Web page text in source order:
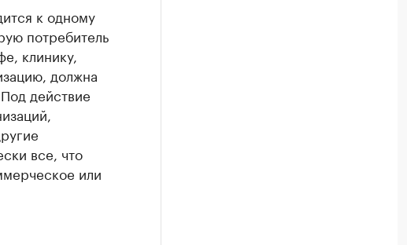
к одному
потребитель
клинику,
должна
действие
все, что
или